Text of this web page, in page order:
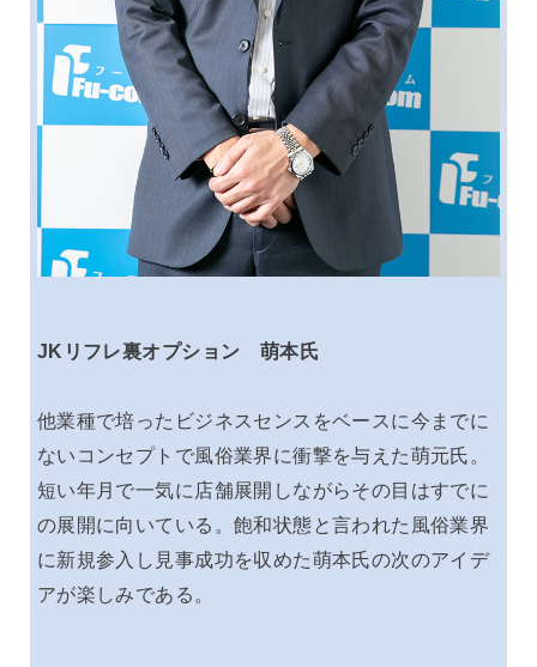
JKリフレ裏オプション 萌本氏
他業種で培ったビジネスセンスをベースに今までに
ないコンセプトで風俗業界に衝撃を与えた萌元氏。
短い年月で一気に店舗展開しながらその目はすでに
の展開に向いている。飽和状態と言われた風俗業界
に新規参入し見事成功を収めた萌本氏の次のアイデ
アが楽しみである。